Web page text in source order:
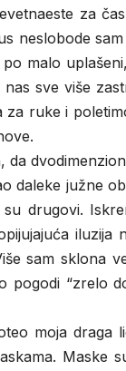
za
neslobode
malo
sve više
ruke i
da
daleke južne
drugovi.
iluzija
sam sklona
“zrelo
moja draga
Maske